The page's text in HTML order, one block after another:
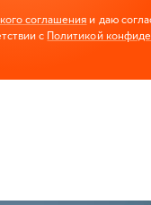
соглашения и даю
с Политикой